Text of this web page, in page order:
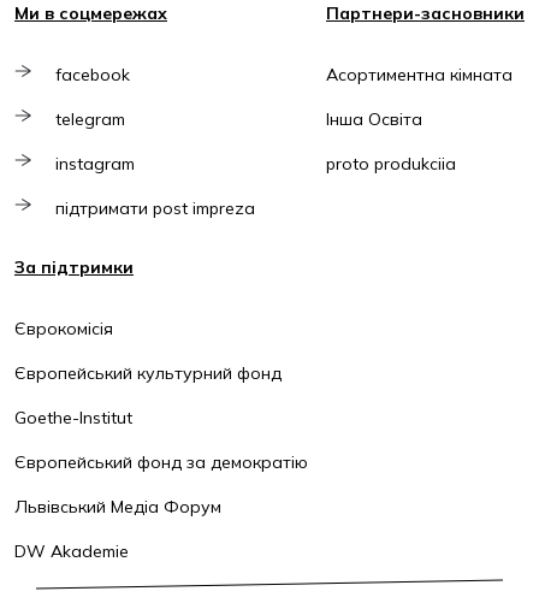
Ми в соцмережах
facebook
telegram
instagram
підтримати post impreza
Партнери-засновники
Асортиментна кімната
Інша Освіта
proto produkciia
За підтримки
Єврокомісія
Європейський культурний фонд
Goethe-Institut
Європейський фонд за демократію
Львівський Медіа Форум
DW Akademie